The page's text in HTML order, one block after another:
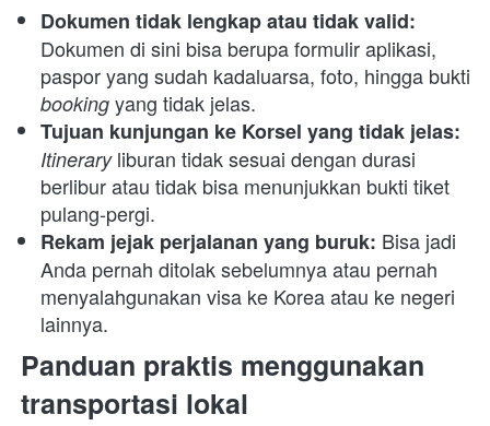
Dokumen di sini bisa berupa formulir aplikasi,
booking yang tidak jelas.
Itinerary liburan tidak sesuai dengan durasi
berlibur atau tidak bisa menunjukkan bukti tiket
pulang-pergi.
Rekam jejak perjalanan yang buruk: Bisa jadi
Anda pernah ditolak sebelumnya atau pernah
menyalahgunakan visa ke Korea atau ke negeri
lainnya.
Panduan praktis menggunakan
transportasi lokal